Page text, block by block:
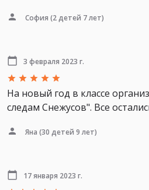
София (2 детей 7 лет)
3 февраля 2023 г.
На новый год в классе
следам Снежусов". Все
Яна (30 детей 9 лет)
17 января 2023 г.